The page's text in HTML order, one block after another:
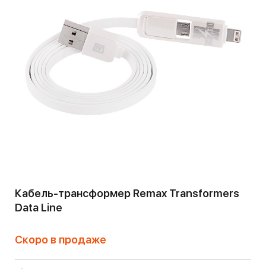
Кабель-трансформер Remax Transformers
Data Line
Скоро в продаже